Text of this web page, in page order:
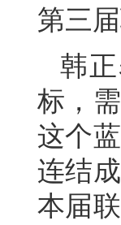
第三
韩
标，
这个
连结
本届